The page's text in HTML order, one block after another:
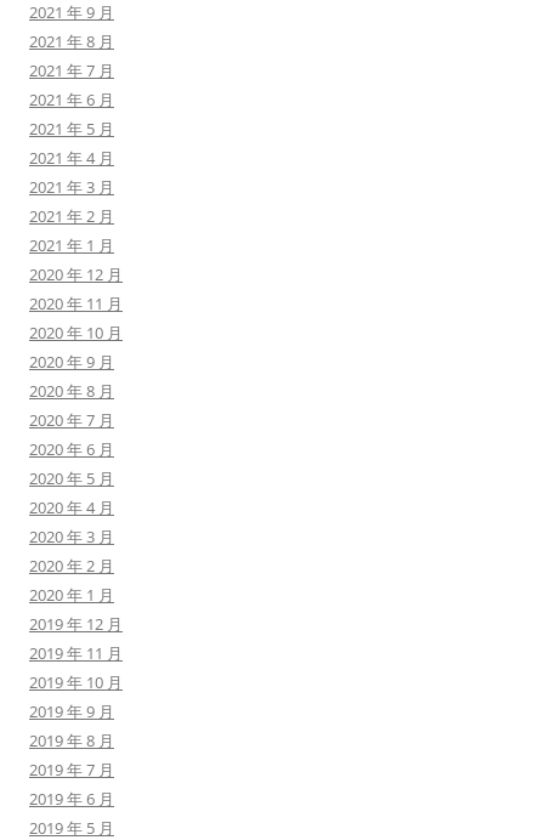
2021 年 9 月
2021 年 8 月
2021 年 7 月
2021 年 6 月
2021 年 5 月
2021 年 4 月
2021 年 3 月
2021 年 2 月
2021 年 1 月
2020 年 12 月
2020 年 11 月
2020 年 10 月
2020 年 9 月
2020 年 8 月
2020 年 7 月
2020 年 6 月
2020 年 5 月
2020 年 4 月
2020 年 3 月
2020 年 2 月
2020 年 1 月
2019 年 12 月
2019 年 11 月
2019 年 10 月
2019 年 9 月
2019 年 8 月
2019 年 7 月
2019 年 6 月
2019 年 5 月